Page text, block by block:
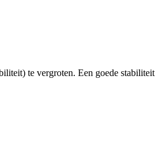
te vergroten. Een goede stabiliteit